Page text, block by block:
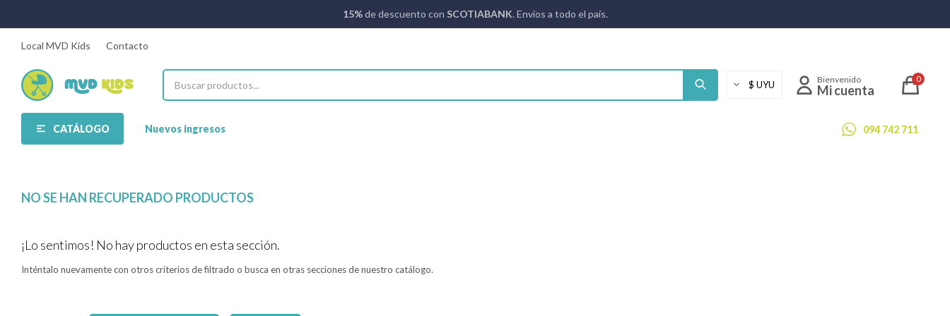
15%de descuento con SCOTIABANK. Envíos a todo el país.
CATÁLOGO Nuevos ingresos 094 742 711
0
Local MVD Kids Contacto
NO SE HAN RECUPERADO PRODUCTOS
¡Lo sentimos! No hay productos en esta sección.
Inténtalo nuevamente con otros criterios de filtrado o busca en otras secciones de nuestro catálogo.